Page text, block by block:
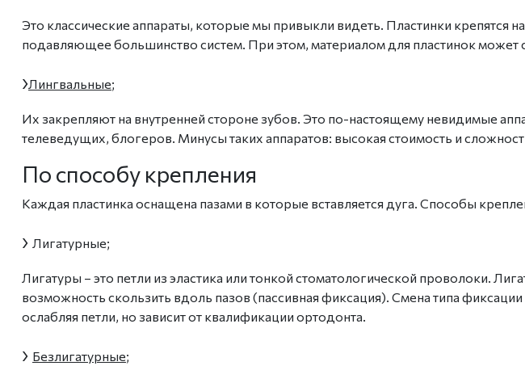
Это классические аппараты, которые мы привыкли видеть. Пластинки крепятся
подавляющее большинство систем. При этом, материалом для пластинок может
›Лингвальные;
Их закрепляют на внутренней стороне зубов. Это по-настоящему невидимые
телеведущих, блогеров. Минусы таких аппаратов: высокая стоимость и
По способу крепления
Каждая пластинка оснащена пазами в которые вставляется дуга. Способы
› Лигатурные;
Лигатуры – это петли из эластика или тонкой стоматологической проволоки.
возможность скользить вдоль пазов (пассивная фиксация). Смена типа
ослабляя петли, но зависит от квалификации ортодонта.
› Безлигатурные;